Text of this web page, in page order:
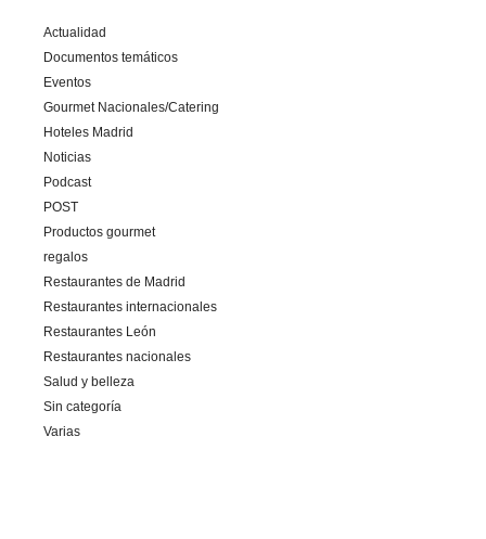
Actualidad
Documentos temáticos
Eventos
Gourmet Nacionales/Catering
Hoteles Madrid
Noticias
Podcast
POST
Productos gourmet
regalos
Restaurantes de Madrid
Restaurantes internacionales
Restaurantes León
Restaurantes nacionales
Salud y belleza
Sin categoría
Varias